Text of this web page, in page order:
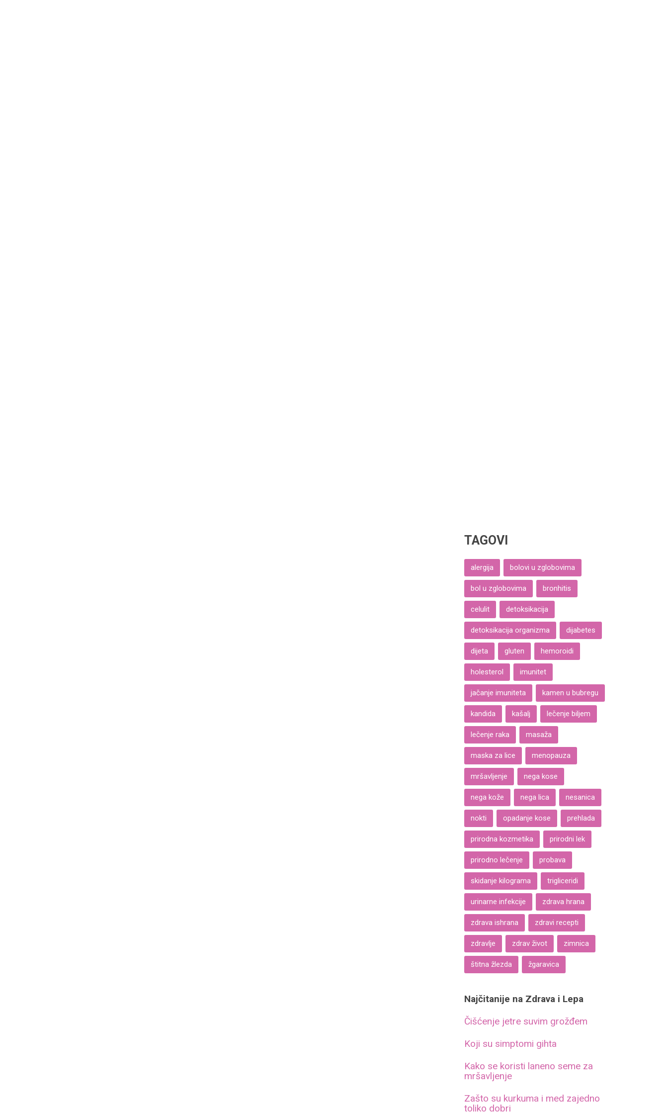
TAGOVI
alergija bolovi u zglobovima
bol u zglobovima bronhitis
celulit detoksikacija
detoksikacija organizma dijabetes
dijeta gluten hemoroidi
holesterol imunitet
jačanje imuniteta kamen u bubregu
kandida kašalj lečenje biljem
lečenje raka masaža
maska za lice menopauza
mršavljenje nega kose
nega kože nega lica nesanica
nokti opadanje kose prehlada
prirodna kozmetika prirodni lek
prirodno lečenje probava
skidanje kilograma trigliceridi
urinarne infekcije zdrava hrana
zdrava ishrana zdravi recepti
zdravlje zdrav život zimnica
štitna žlezda žgaravica
Najčitanije na Zdrava i Lepa
Čišćenje jetre suvim grožđem
Koji su simptomi gihta
Kako se koristi laneno seme za
mršavljenje
Zašto su kurkuma i med zajedno
toliko dobri